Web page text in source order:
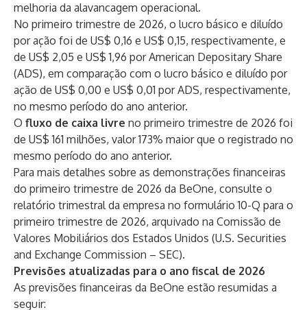
melhoria da alavancagem operacional.
No primeiro trimestre de 2026, o lucro básico e diluído
por ação foi de US$ 0,16 e US$ 0,15, respectivamente, e
de US$ 2,05 e US$ 1,96 por American Depositary Share
(ADS), em comparação com o lucro básico e diluído por
ação de US$ 0,00 e US$ 0,01 por ADS, respectivamente,
no mesmo período do ano anterior.
O fluxo de caixa livre no primeiro trimestre de 2026 foi
de US$ 161 milhões, valor 173% maior que o registrado no
mesmo período do ano anterior.
Para mais detalhes sobre as demonstrações financeiras
do primeiro trimestre de 2026 da BeOne, consulte o
relatório trimestral da empresa no formulário 10-Q para o
primeiro trimestre de 2026, arquivado na Comissão de
Valores Mobiliários dos Estados Unidos (U.S. Securities
and Exchange Commission – SEC).
Previsões atualizadas para o ano fiscal de 2026
As previsões financeiras da BeOne estão resumidas a
seguir: